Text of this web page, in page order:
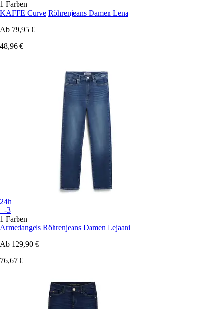
1 Farben
KAFFE Curve Röhrenjeans Damen Lena
Ab 79,95 €
48,96 €
24h
+-3
1 Farben
Armedangels Röhrenjeans Damen Lejaani
Ab 129,90 €
76,67 €